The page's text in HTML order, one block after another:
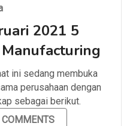
2021 5
ini sedang membuka
perusahaan dengan
sebagai berikut.
COMMENTS